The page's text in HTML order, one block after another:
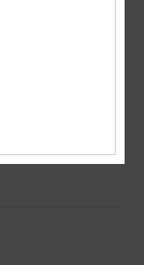
Taille: Taille